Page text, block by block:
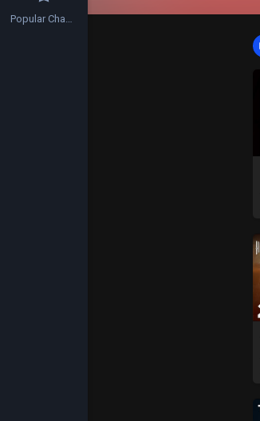
Popular Channels